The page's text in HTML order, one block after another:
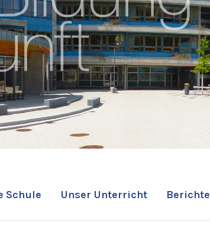
Schule Unser Unterricht Berichte